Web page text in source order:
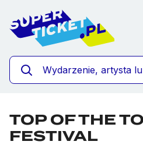
TOP OF THE
FESTIVAL